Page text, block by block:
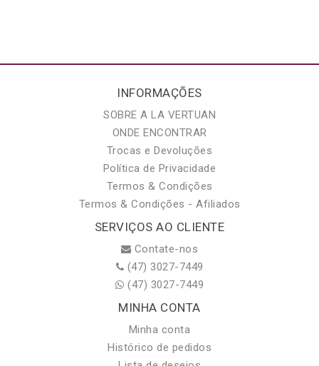
INFORMAÇÕES
SOBRE A LA VERTUAN
ONDE ENCONTRAR
Trocas e Devoluções
Política de Privacidade
Termos & Condições
Termos & Condições - Afiliados
SERVIÇOS AO CLIENTE
Contate-nos
(47) 3027-7449
(47) 3027-7449
MINHA CONTA
Minha conta
Histórico de pedidos